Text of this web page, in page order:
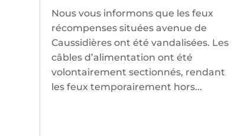
Nous vous informons que les feux
récompenses situées avenue de
Caussidières ont été vandalisées. Les
câbles d’alimentation ont été
volontairement sectionnés, rendant
les feux temporairement hors...